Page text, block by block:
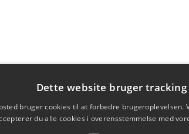
Dette website bruger tracking
bruger cookies til at forbedre brugeroplevelsen.
du alle cookies i overensstemmelse med